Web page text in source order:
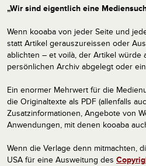
„Wir sind eigentlich eine
Wenn kooaba von jeder Seite und
statt Artikel gerauszureissen oder
ablichten – et voilà, der Artikel würde
persönlichen Archiv abgelegt oder
Ein enormer Mehrwert für die
die Originaltexte als PDF (allenfalls
Zusatzinformationen, Angebote von
Anwendungen, mit denen kooaba
Wenn die Verlage denn mitmachten,
USA für eine Ausweitung des